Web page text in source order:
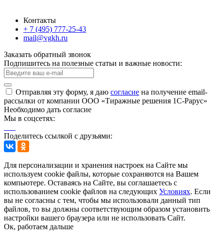
Контакты
+ 7 (495) 777-25-43
mail@vgkh.ru
Заказать обратный звонок
Подпишитесь на полезные статьи и важные новости:
Отправляя эту форму, я даю согласие на получение email-
рассылки от компании ООО «Тиражные решения 1С-Рарус»
Необходимо дать согласие
Мы в соцсетях:
Поделитесь ссылкой с друзьями:
Для персонализации и хранения настроек на Сайте мы
используем cookie файлы, которые сохраняются на Вашем
компьютере. Оставаясь на Сайте, вы соглашаетесь с
использованием cookie файлов на следующих Условиях. Если
вы не согласны с тем, чтобы мы использовали данный тип
файлов, то вы должны соответствующим образом установить
настройки вашего браузера или не использовать Сайт.
Ок, работаем дальше